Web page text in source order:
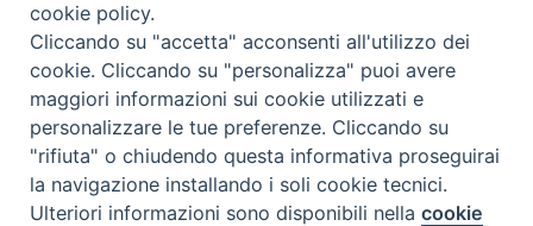
Newsletter
Iscriviti alla nostra newsletter
Preferenze Cookie
cookie policy.
Cliccando su "accetta" acconsenti all'utilizzo dei
cookie. Cliccando su "personalizza" puoi avere
maggiori informazioni sui cookie utilizzati e
personalizzare le tue preferenze. Cliccando su
"rifiuta" o chiudendo questa informativa proseguirai
la navigazione installando i soli cookie tecnici.
Ulteriori informazioni sono disponibili nellacookie